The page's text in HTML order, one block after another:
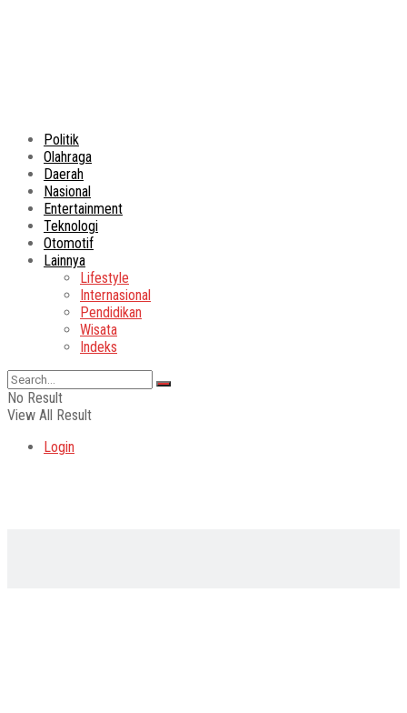
Politik
Olahraga
Daerah
Nasional
Entertainment
Teknologi
Otomotif
Lainnya
Lifestyle
Internasional
Pendidikan
Wisata
Indeks
No Result
View All Result
Login